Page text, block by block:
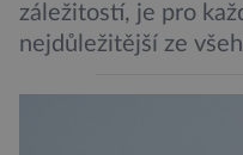
záležitostí, je pro
nejdůležitější ze